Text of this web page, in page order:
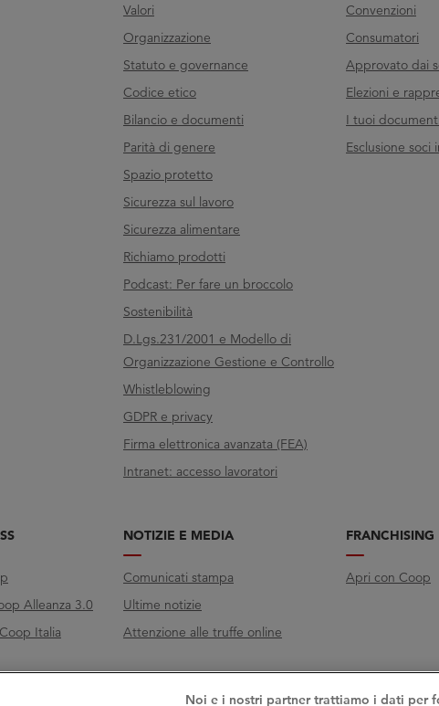
Valori
Organizzazione
Statuto e governance
Codice etico
Bilancio e documenti
Parità di genere
Spazio protetto
Sicurezza sul lavoro
Sicurezza alimentare
Richiamo prodotti
Podcast: Per fare un broccolo
Sostenibilità
D.Lgs.231/2001 e Modello di
Organizzazione Gestione e Controllo
Whistleblowing
GDPR e privacy
Firma elettronica avanzata (FEA)
Intranet: accesso lavoratori
Convenzioni
Consumatori
Approvato dai
Elezioni e
I tuoi
Esclusione soci
Alleanza 3.0
Italia
NOTIZIE E MEDIA
Comunicati stampa
Ultime notizie
Attenzione alle truffe online
FRANCHISING
Apri con Coop
Noi e i nostri partner trattiamo i dati per